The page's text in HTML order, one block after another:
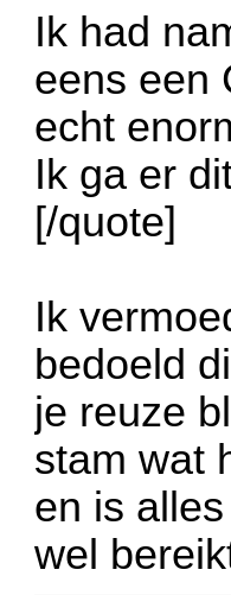
Ik had
eens een
echt
Ik ga er
[/quote]
Ik
bedoeld
je reuze
stam wat
en is
wel